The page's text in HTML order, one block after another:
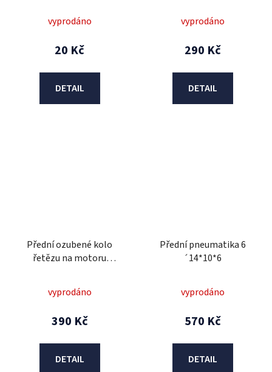
vyprodáno
20 Kč
DETAIL
vyprodáno
290 Kč
DETAIL
Přední ozubené kolo
řetězu na motoru
vyprodáno
390 Kč
DETAIL
Přední pneumatika 6
´14*10*6
vyprodáno
570 Kč
DETAIL